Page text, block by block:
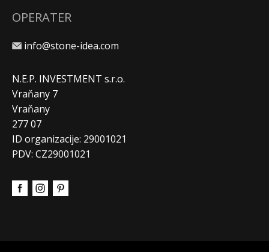
OPERATER
info@stone-idea.com
N.E.P. INVESTMENT s.r.o.
Vraňany 7
Vraňany
277 07
ID organizacije: 29001021
PDV: CZ29001021